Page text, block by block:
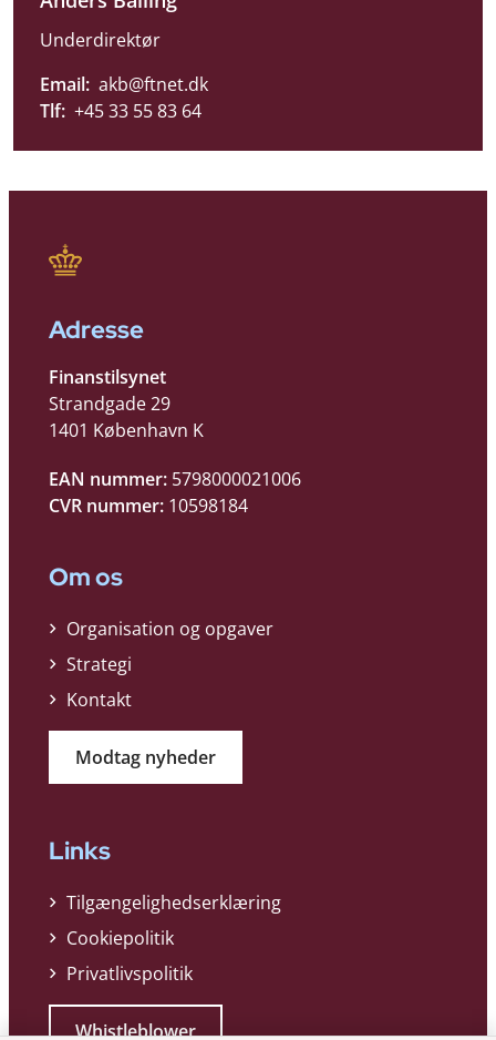
Underdirektør
Email: akb@ftnet.dk
Tlf: +45 33 55 83 64
Adresse
Finanstilsynet
Strandgade 29
1401 København K
EAN nummer: 5798000021006
CVR nummer: 10598184
Om os
Organisation og opgaver
Strategi
Kontakt
Modtag nyheder
Links
Tilgængelighedserklæring
Cookiepolitik
Privatlivspolitik
Whistleblower